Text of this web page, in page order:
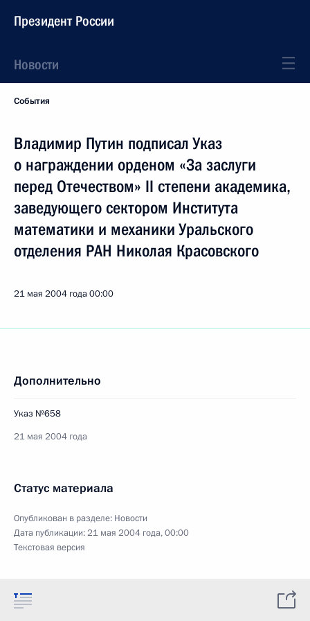
Президент России
Новости
События
Владимир Путин подписал Указ
о награждении орденом «За заслуги
перед Отечеством» II степени академика,
заведующего сектором Института
математики и механики Уральского
отделения РАН Николая Красовского
21 мая 2004 года00:00
Дополнительно
Указ №658
21 мая 2004 года
Статус материала
Опубликован в разделе: Новости
Дата публикации:21 мая 2004 года, 00:00
Текстовая версия